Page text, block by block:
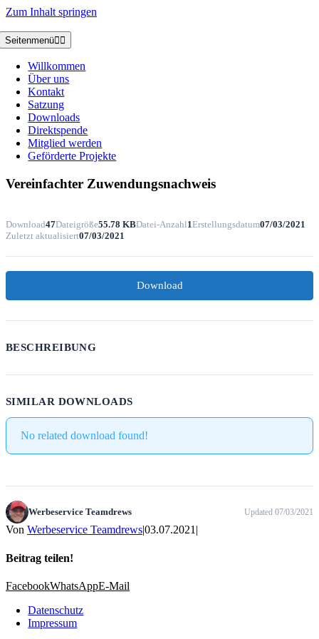
Zum Inhalt springen
Seitenmenü
Willkommen
Über uns
Kontakt
Satzung
Downloads
Direktspende
Mitglied werden
Geförderte Projekte
Vereinfachter Zuwendungsnachweis
Download47Dateigröße55.78 KBDatei-Anzahl1Erstellungsdatum07/03/2021
Zuletzt aktualisiert07/03/2021
Download
BESCHREIBUNG
SIMILAR DOWNLOADS
No related download found!
Werbeservice Teamdrews Updated 07/03/2021
Von Werbeservice Teamdrews|03.07.2021|
Beitrag teilen!
FacebookWhatsAppE-Mail
Datenschutz
Impressum